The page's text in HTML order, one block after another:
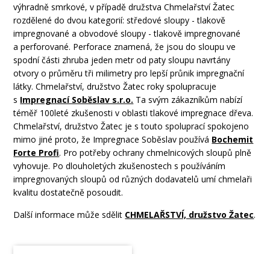
výhradně smrkové, v případě družstva Chmelařství Žatec
rozdělené do dvou kategorií: středové sloupy - tlakově
impregnované a obvodové sloupy - tlakově impregnované
a perforované. Perforace znamená, že jsou do sloupu ve
spodní části zhruba jeden metr od paty sloupu navrtány
otvory o průměru tři milimetry pro lepší průnik impregnační
látky. Chmelařství, družstvo Žatec roky spolupracuje
s Impregnací Soběslav s.r.o. Ta svým zákazníkům nabízí
téměř 100leté zkušenosti v oblasti tlakové impregnace dřeva.
Chmelařství, družstvo Žatec je s touto spoluprací spokojeno
mimo jiné proto, že Impregnace Soběslav používá Bochemit
Forte Profi. Pro potřeby ochrany chmelnicových sloupů plně
vyhovuje. Po dlouholetých zkušenostech s používáním
impregnovaných sloupů od různých dodavatelů umí chmelaři
kvalitu dostatečně posoudit.
Další informace může sdělit CHMELAŘSTVÍ, družstvo Žatec.